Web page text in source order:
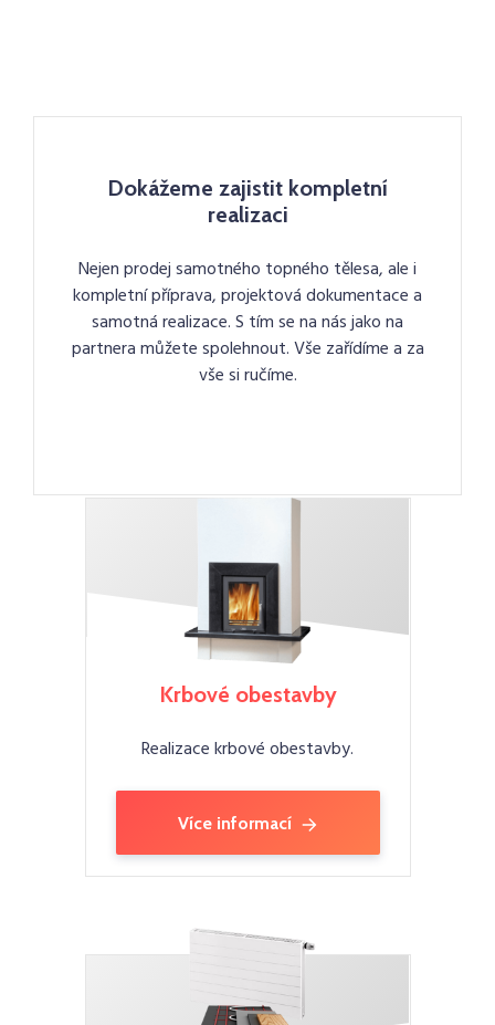
Dokážeme zajistit kompletní
realizaci
Nejen prodej samotného topného tělesa, ale i
kompletní příprava, projektová dokumentace a
samotná realizace. S tím se na nás jako na
partnera můžete spolehnout. Vše zařídíme a za
vše si ručíme.
Krbové obestavby
Realizace krbové obestavby.
Více informací